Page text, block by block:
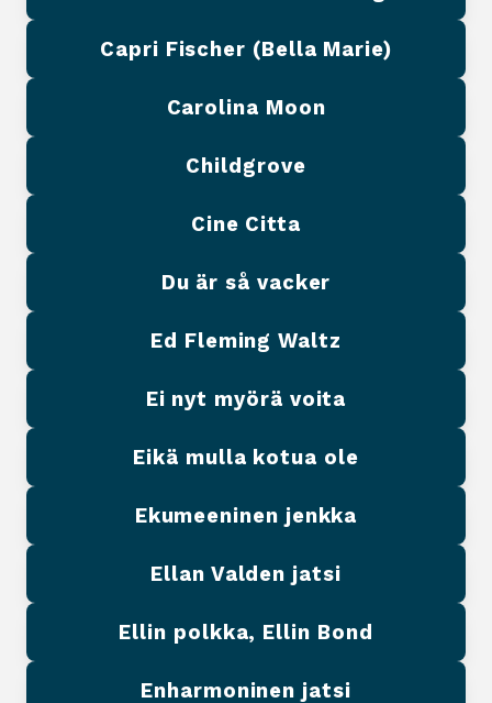
Capri Fischer (Bella Marie)
Carolina Moon
Childgrove
Cine Citta
Du är så vacker
Ed Fleming Waltz
Ei nyt myörä voita
Eikä mulla kotua ole
Ekumeeninen jenkka
Ellan Valden jatsi
Ellin polkka, Ellin Bond
Enharmoninen jatsi